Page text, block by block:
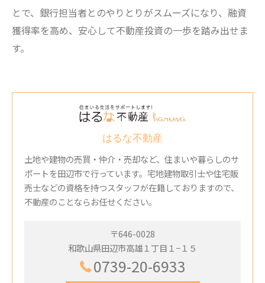
とで、銀行担当者とのやりとりがスムーズになり、融資
獲得率を高め、安心して不動産投資の一歩を踏み出せま
す。
はるな不動産
土地や建物の売買・仲介・売却など、住まいや暮らしのサ
ポートを田辺市で行っています。宅地建物取引士や住宅販
売士などの資格を持つスタッフが在籍しておりますので、
不動産のことならお任せください。
〒646-0028
和歌山県田辺市高雄１丁目１−１５
0739-20-6933